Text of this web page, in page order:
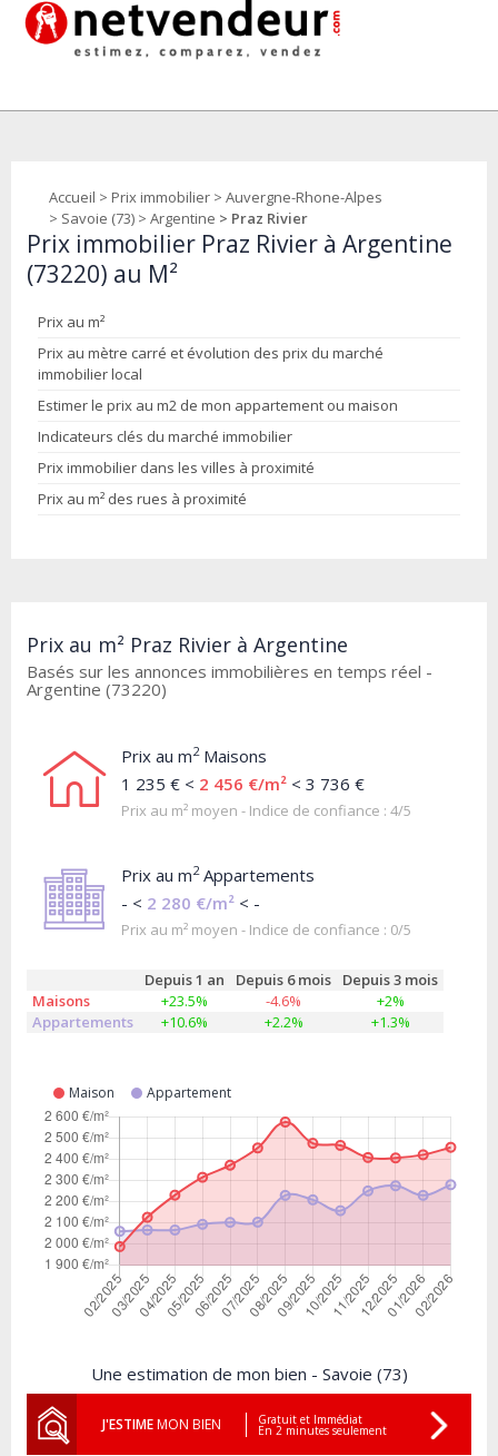
Accueil > Prix immobilier > Auvergne-Rhone-Alpes
> Savoie (73) > Argentine > Praz Rivier
Prix immobilier Praz Rivier à Argentine
(73220) au M²
Prix au m²
Prix au mètre carré et évolution des prix du marché
immobilier local
Estimer le prix au m2 de mon appartement ou maison
Indicateurs clés du marché immobilier
Prix immobilier dans les villes à proximité
Prix au m² des rues à proximité
Prix au m² Praz Rivier à Argentine
Basés sur les annonces immobilières en temps réel -
Argentine (73220)
Prix au m2Maisons
1 235 € < 2 456 €/m² < 3 736 €
Prix au m² moyen - Indice de confiance : 4/5
Prix au m2Appartements
- < 2 280 €/m² < -
Prix au m² moyen - Indice de confiance : 0/5
Depuis 1 an Depuis 6 mois
Depuis 3 mois
Maisons
+23.5% -4.6%
+2%
Appartements
+10.6% +2.2% +1.3%
Maison Appartement
Une estimation de mon bien - Savoie (73)
J'ESTIMEMON BIEN Gratuit et Immédiat
En 2 minutes seulement